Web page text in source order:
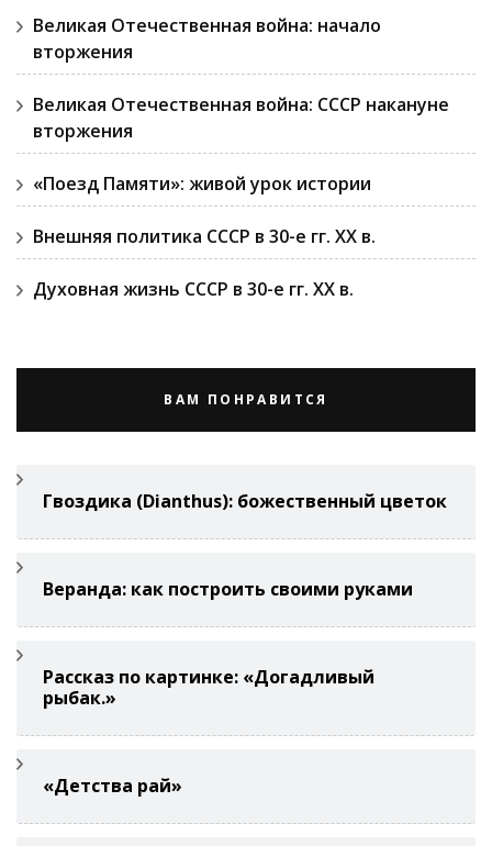
Великая Отечественная война: начало
вторжения
Великая Отечественная война: СССР накануне
вторжения
«Поезд Памяти»: живой урок истории
Внешняя политика СССР в 30-е гг. ХХ в.
Духовная жизнь СССР в 30-е гг. ХХ в.
ВАМ ПОНРАВИТСЯ
Гвоздикa (Di­anthus): божественный цветок
Веранда: как построить своими руками
Рассказ по картинке: «Догадливый
рыбак.»
«Детства рай»